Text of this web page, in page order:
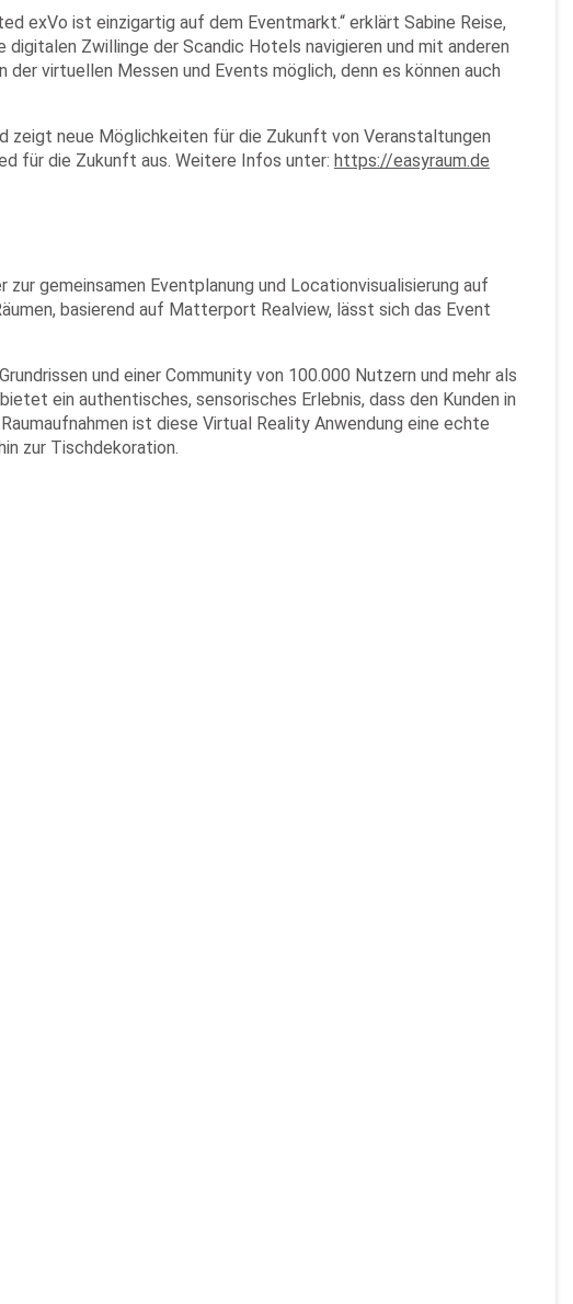
exVo ist einzigartig auf dem Eventmarkt.“ erklärt Sabine Reise,
Zwillinge der Scandic Hotels navigieren und mit anderen
virtuellen Messen und Events möglich, denn es können auch
zeigt neue Möglichkeiten für die Zukunft von Veranstaltungen
für die Zukunft aus. Weitere Infos unter: https://easyraum.de
gemeinsamen Eventplanung und Locationvisualisierung auf
basierend auf Matterport Realview, lässt sich das Event
und einer Community von 100.000 Nutzern und mehr als
ein authentisches, sensorisches Erlebnis, dass den Kunden in
ist diese Virtual Reality Anwendung eine echte
zur Tischdekoration.